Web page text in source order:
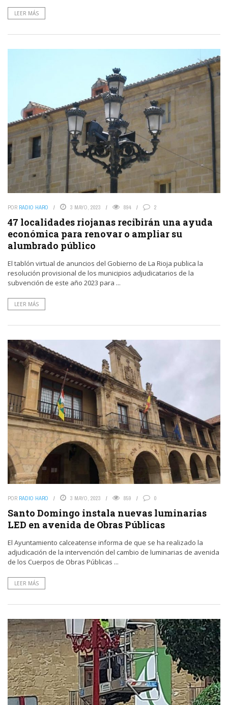
LEER MÁS
POR RADIO HARO 3 MAYO, 2023 894 2
47 localidades riojanas recibirán una ayuda
económica para renovar o ampliar su
alumbrado público
El tablón virtual de anuncios del Gobierno de La Rioja publica la
resolución provisional de los municipios adjudicatarios de la
subvención de este año 2023 para ...
LEER MÁS
POR RADIO HARO 3 MAYO, 2023 859 0
Santo Domingo instala nuevas luminarias
LED en avenida de Obras Públicas
El Ayuntamiento calceatense informa de que se ha realizado la
adjudicación de la intervención del cambio de luminarias de avenida
de los Cuerpos de Obras Públicas ...
LEER MÁS